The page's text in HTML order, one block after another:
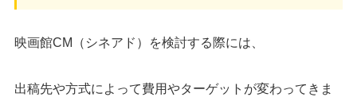
映画館CM（シネアド）を検討する際には、
出稿先や方式によって費用やターゲットが変わってきま